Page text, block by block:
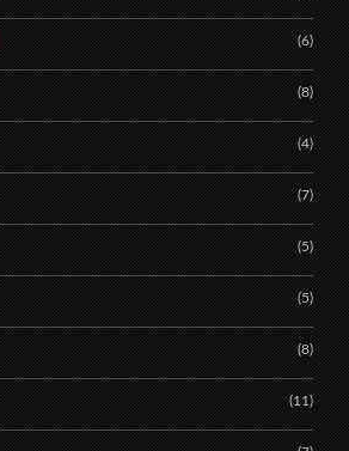
(6)
(8)
(4)
(7)
(5)
(5)
(8)
(11)